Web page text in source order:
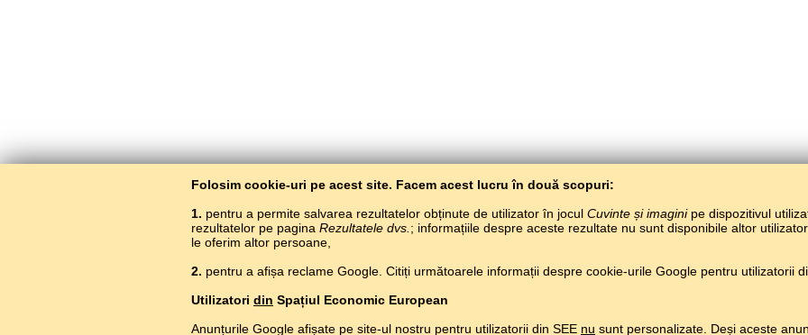
Folosim cookie-uri pe acest site. Facem acest lucru în două scopuri:
1. pentru a permite salvarea rezultatelor obținute de utilizator în jocul Cuvinte și imaginipe dispozitivul
rezultatelor pe pagina Rezultatele dvs. ; informațiile despre aceste rezultate nu sunt disponibile altor
le oferim altor persoane,
2. pentru a afișa reclame Google. Citiți următoarele informații despre cookie-urile Google pentru utilizatorii
Utilizatori din Spațiul Economic European
Anunțurile Google afișate pe site-ul nostru pentru utilizatorii din SEE nu sunt personalizate. Deși aceste
Învață limba spaniolă gratuit. Joacă și învață limba spaniolă pe net.#